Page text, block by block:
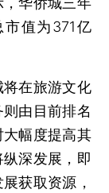
值为371亿
在旅游文化
由目前排名
幅度提高其
深发展，即
获取资源，